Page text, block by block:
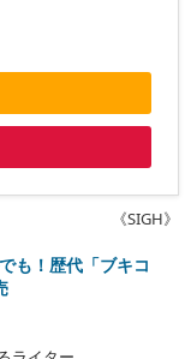
《SIGH》
も！歴代「ブキコ